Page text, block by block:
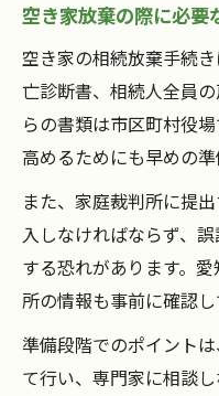
空き家放棄の際に必要
空き家の相続放棄手続
亡診断書、相続人全員
らの書類は市区町村役
高めるためにも早めの準
また、家庭裁判所に提
入しなければならず、
する恐れがあります。
所の情報も事前に確認し
準備段階でのポイント
て行い、専門家に相談